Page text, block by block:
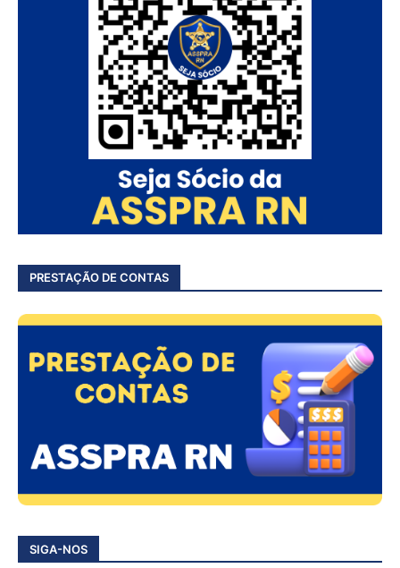
PRESTAÇÃO DE CONTAS
SIGA-NOS